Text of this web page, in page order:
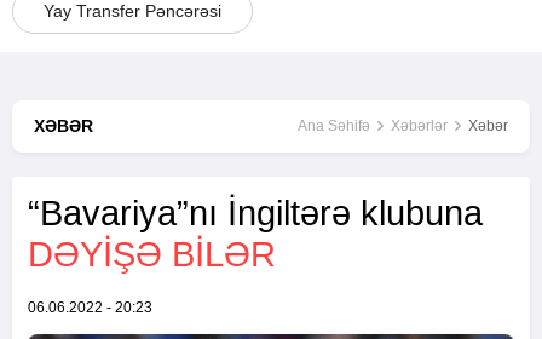
Yay Transfer Pəncərəsi
XƏBƏR Ana Səhifə Xəbərlər Xəbər
“Bavariya”nı İngiltərə klubuna
DƏYIŞƏ BILƏR
06.06.2022 - 20:23